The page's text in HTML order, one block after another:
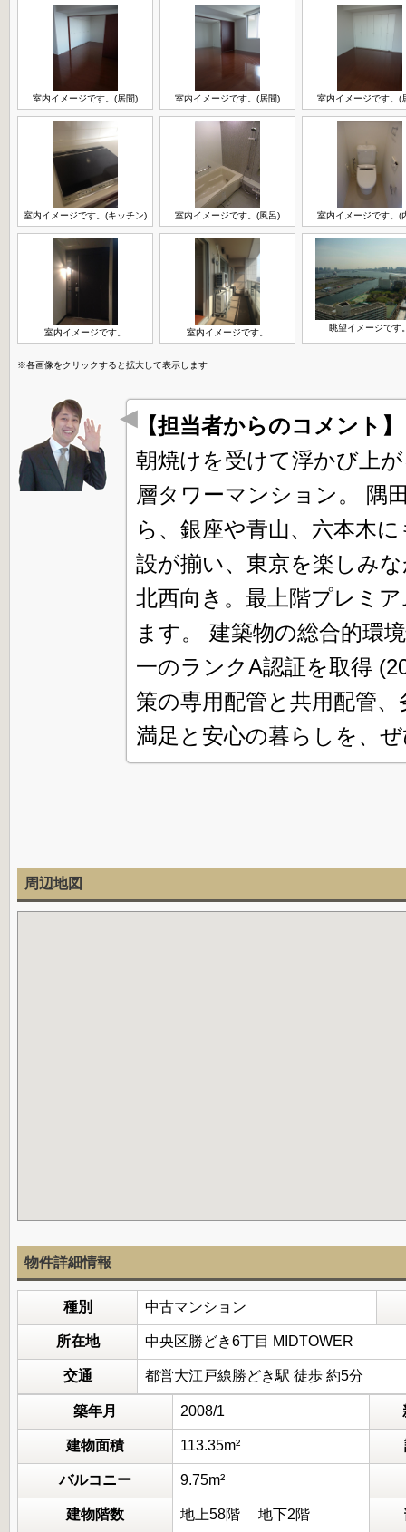
室内イメージです。(居間) 室内イメージです。(居間) 室内イメージです。(
室内イメージです。(キッチン) 室内イメージです。(風呂) 室内イメージです。(
室内イメージです。 室内イメージです。 眺望イメージです
※各画像をクリックすると拡大して表示します
【担当者からのコメント
朝焼けを受けて浮かび上
層タワーマンション。 隅
ら、銀座や青山、六本木
設が揃い、東京を楽しみ
北西向き。最上階プレミ
ます。 建築物の総合的環
一のランクA認証を取得
策の専用配管と共用配管
満足と安心の暮らしを、
周辺地図
物件詳細情報
種別 中古マンション
所在地 中央区勝どき6丁目 MIDTOWER
交通 都営大江戸線勝どき駅 徒歩 約5分
築年月 2008/1
建物面積 113.35m²
バルコニー 9.75m²
建物階数 地上58階 地下2階